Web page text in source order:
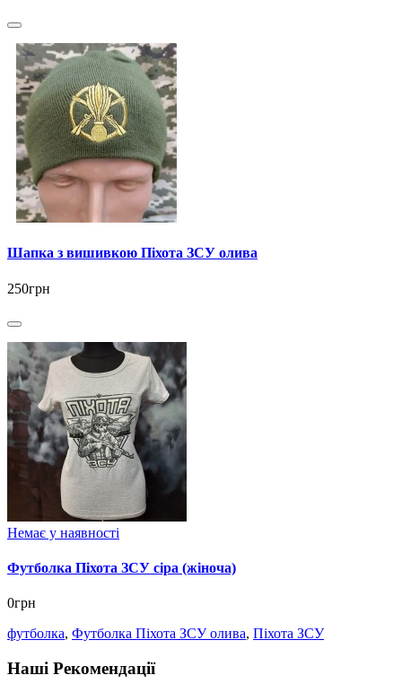
Шапка з вишивкою Піхота ЗСУ олива
250грн
Немає у наявності
Футболка Піхота ЗСУ сіра (жіноча)
0грн
футболка, Футболка Піхота ЗСУ олива, Піхота ЗСУ
Наші Рекомендації